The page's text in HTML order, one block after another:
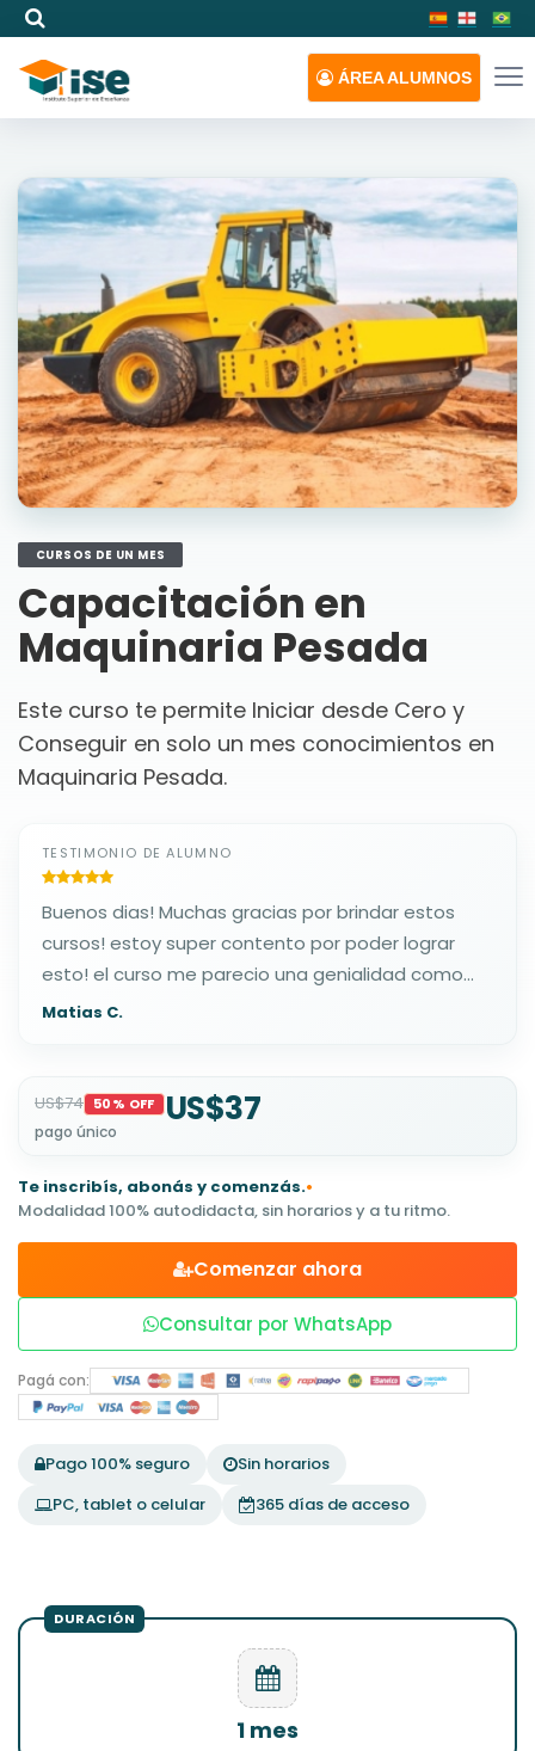
ÁREAALUMNOS
CURSOS DE UN MES
Capacitación en
Maquinaria Pesada
Este curso te permite Iniciar desde Cero y
Conseguir en solo un mes conocimientos en
Maquinaria Pesada.
TESTIMONIO DE ALUMNO
Buenos dias! Muchas gracias por brindar estos
cursos! estoy super contento por poder lograr
esto! el curso me parecio una genialidad como
Matias C.
US$74 50% OFF US$37
pago único
Te inscribís, abonás y comenzás.•
Modalidad 100% autodidacta, sin horarios y a tu ritmo.
Comenzar ahora
Consultar por WhatsApp
Pagá con:
Pago 100% seguro
Sin horarios
PC, tablet o celular
365 días de acceso
1 mes